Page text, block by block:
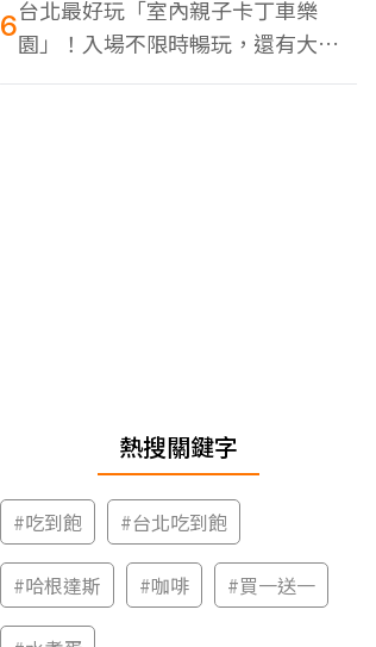
6台北最好玩「室內親子卡丁車樂
園」！入場不限時暢玩，還有大螢
幕Switch遊戲區
熱搜關鍵字
#吃到飽 #台北吃到飽
#哈根達斯 #咖啡 #買一送一